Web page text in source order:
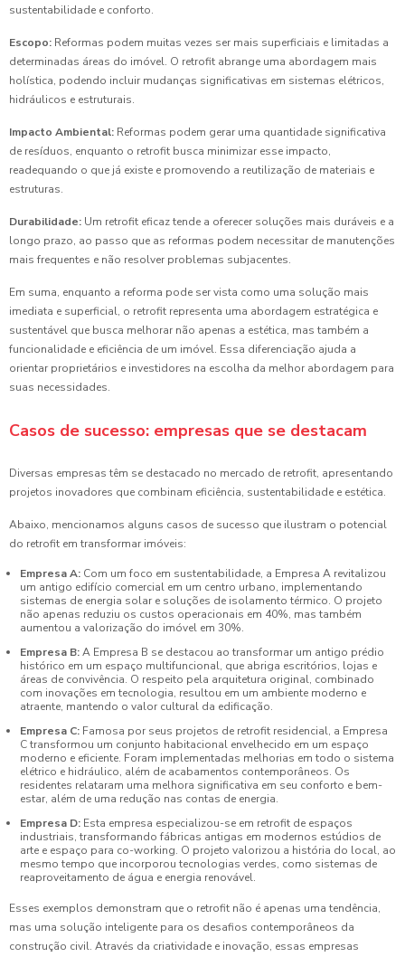
sustentabilidade e conforto.
Escopo: Reformas podem muitas vezes ser mais superficiais e limitadas a
determinadas áreas do imóvel. O retrofit abrange uma abordagem mais
holística, podendo incluir mudanças significativas em sistemas elétricos,
hidráulicos e estruturais.
Impacto Ambiental: Reformas podem gerar uma quantidade significativa
de resíduos, enquanto o retrofit busca minimizar esse impacto,
readequando o que já existe e promovendo a reutilização de materiais e
estruturas.
Durabilidade: Um retrofit eficaz tende a oferecer soluções mais duráveis e a
longo prazo, ao passo que as reformas podem necessitar de manutenções
mais frequentes e não resolver problemas subjacentes.
Em suma, enquanto a reforma pode ser vista como uma solução mais
imediata e superficial, o retrofit representa uma abordagem estratégica e
sustentável que busca melhorar não apenas a estética, mas também a
funcionalidade e eficiência de um imóvel. Essa diferenciação ajuda a
orientar proprietários e investidores na escolha da melhor abordagem para
suas necessidades.
Casos de sucesso: empresas que se destacam
Diversas empresas têm se destacado no mercado de retrofit, apresentando
projetos inovadores que combinam eficiência, sustentabilidade e estética.
Abaixo, mencionamos alguns casos de sucesso que ilustram o potencial
do retrofit em transformar imóveis:
Empresa A: Com um foco em sustentabilidade, a Empresa A revitalizou
um antigo edifício comercial em um centro urbano, implementando
sistemas de energia solar e soluções de isolamento térmico. O projeto
não apenas reduziu os custos operacionais em 40%, mas também
aumentou a valorização do imóvel em 30%.
Empresa B:A Empresa B se destacou ao transformar um antigo prédio
histórico em um espaço multifuncional, que abriga escritórios, lojas e
áreas de convivência. O respeito pela arquitetura original, combinado
com inovações em tecnologia, resultou em um ambiente moderno e
atraente, mantendo o valor cultural da edificação.
Empresa C: Famosa por seus projetos de retrofit residencial, a Empresa
C transformou um conjunto habitacional envelhecido em um espaço
moderno e eficiente. Foram implementadas melhorias em todo o sistema
elétrico e hidráulico, além de acabamentos contemporâneos. Os
residentes relataram uma melhora significativa em seu conforto e bem-
estar, além de uma redução nas contas de energia.
Empresa D: Esta empresa especializou-se em retrofit de espaços
industriais, transformando fábricas antigas em modernos estúdios de
arte e espaço para co-working. O projeto valorizou a história do local, ao
mesmo tempo que incorporou tecnologias verdes, como sistemas de
reaproveitamento de água e energia renovável.
Esses exemplos demonstram que o retrofit não é apenas uma tendência,
mas uma solução inteligente para os desafios contemporâneos da
construção civil. Através da criatividade e inovação, essas empresas